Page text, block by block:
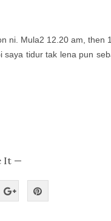
ni. Mula2 12.20 am, then
saya tidur tak lena pun
It —